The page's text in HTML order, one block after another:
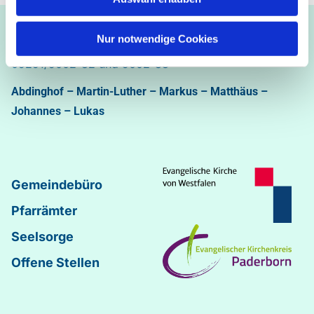
Nur notwendige Cookies
Ev.-luth. Kirchengemeinde Paderborn
Bastfelder Weg 30 - 33098 Paderborn
05251/5002-32 und 5002-33
Abdinghof – Martin-Luther – Markus – Matthäus –
Johannes – Lukas
Gemeindebüro
Pfarrämter
Seelsorge
Offene Stellen